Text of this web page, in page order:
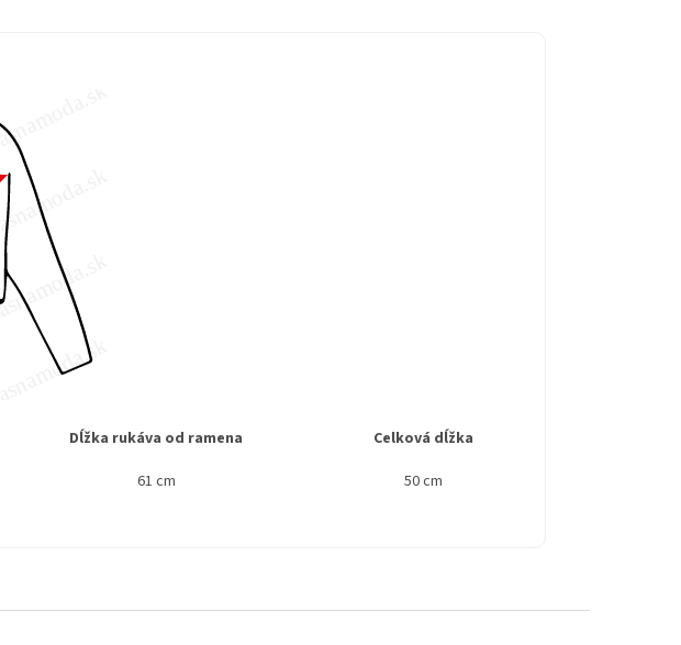
Dĺžka rukáva od ramena
Celková dĺžka
61 cm 50 cm